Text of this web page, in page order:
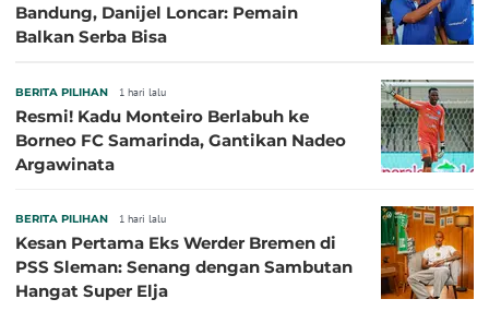
Bandung, Danijel Loncar: Pemain
Balkan Serba Bisa
BERITA PILIHAN 1 hari lalu
Resmi! Kadu Monteiro Berlabuh ke
Borneo FC Samarinda, Gantikan Nadeo
Argawinata
BERITA PILIHAN 1 hari lalu
Kesan Pertama Eks Werder Bremen di
PSS Sleman: Senang dengan Sambutan
Hangat Super Elja